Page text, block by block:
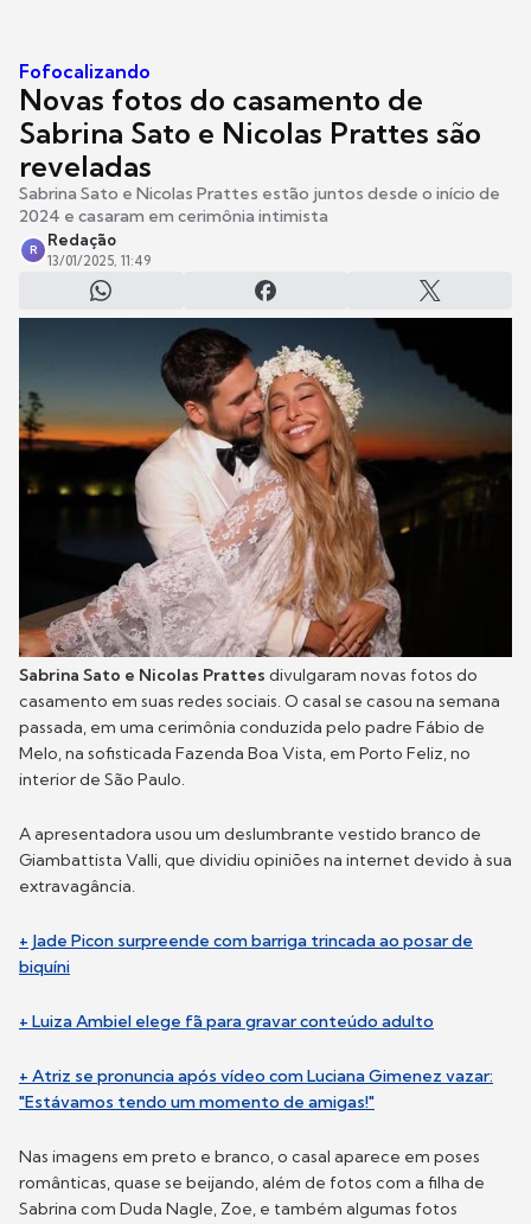
Fofocalizando
Novas fotos do casamento de
Sabrina Sato e Nicolas Prattes são
reveladas
Sabrina Sato e Nicolas Prattes estão juntos desde o início de
2024 e casaram em cerimônia intimista
R
Redação
13/01/2025, 11:49
Sabrina Sato e Nicolas Prattes divulgaram novas fotos do
casamento em suas redes sociais. O casal se casou na semana
passada, em uma cerimônia conduzida pelo padre Fábio de
Melo, na sofisticada Fazenda Boa Vista, em Porto Feliz, no
interior de São Paulo.
A apresentadora usou um deslumbrante vestido branco de
Giambattista Valli, que dividiu opiniões na internet devido à sua
extravagância.
+ Jade Picon surpreende com barriga trincada ao posar de
biquíni
+ Luiza Ambiel elege fã para gravar conteúdo adulto
+ Atriz se pronuncia após vídeo com Luciana Gimenez vazar:
"Estávamos tendo um momento de amigas!"
Nas imagens em preto e branco, o casal aparece em poses
românticas, quase se beijando, além de fotos com a filha de
Sabrina com Duda Nagle, Zoe, e também algumas fotos